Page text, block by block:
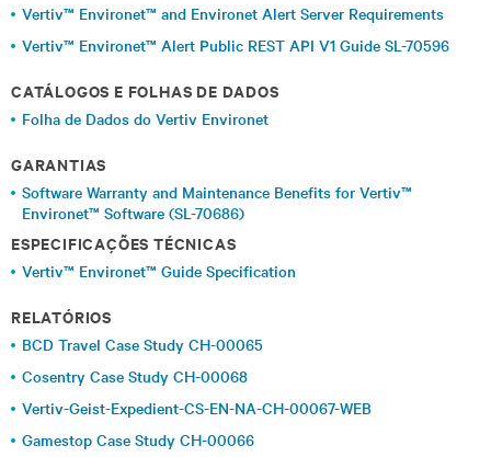
Vertiv™ Environet™ and Environet Alert Server Requirements
Vertiv™ Environet™ Alert Public REST API V1 Guide SL-70596
CATÁLOGOS E FOLHAS DE DADOS
Folha de Dados do Vertiv Environet
GARANTIAS
Software Warranty and Maintenance Benefits for Vertiv™
Environet™ Software (SL-70686)
ESPECIFICAÇÕES TÉCNICAS
Vertiv™ Environet™ Guide Specification
RELATÓRIOS
BCD Travel Case Study CH-00065
Cosentry Case Study CH-00068
Vertiv-Geist-Expedient-CS-EN-NA-CH-00067-WEB
Gamestop Case Study CH-00066